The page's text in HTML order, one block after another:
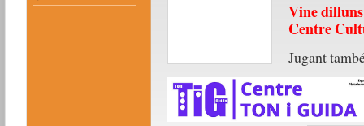
Vine dilluns
Centre
Jugant